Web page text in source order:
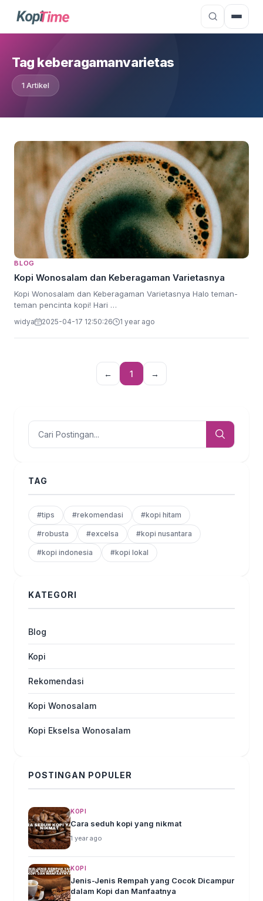
Tag keberagamanvarietas
1 Artikel
BLOG
Kopi Wonosalam dan Keberagaman Varietasnya
Kopi Wonosalam dan Keberagaman Varietasnya Halo teman-
teman pencinta kopi! Hari …
widya 2025-04-17 12:50:26 1 year ago
← 1 →
TAG
#tips #rekomendasi #kopi hitam
#robusta #excelsa #kopi nusantara
#kopi indonesia #kopi lokal
KATEGORI
Blog
Kopi
Rekomendasi
Kopi Wonosalam
Kopi Ekselsa Wonosalam
POSTINGAN POPULER
KOPI
Cara seduh kopi yang nikmat
1 year ago
KOPI
Jenis-Jenis Rempah yang Cocok Dicampur
dalam Kopi dan Manfaatnya